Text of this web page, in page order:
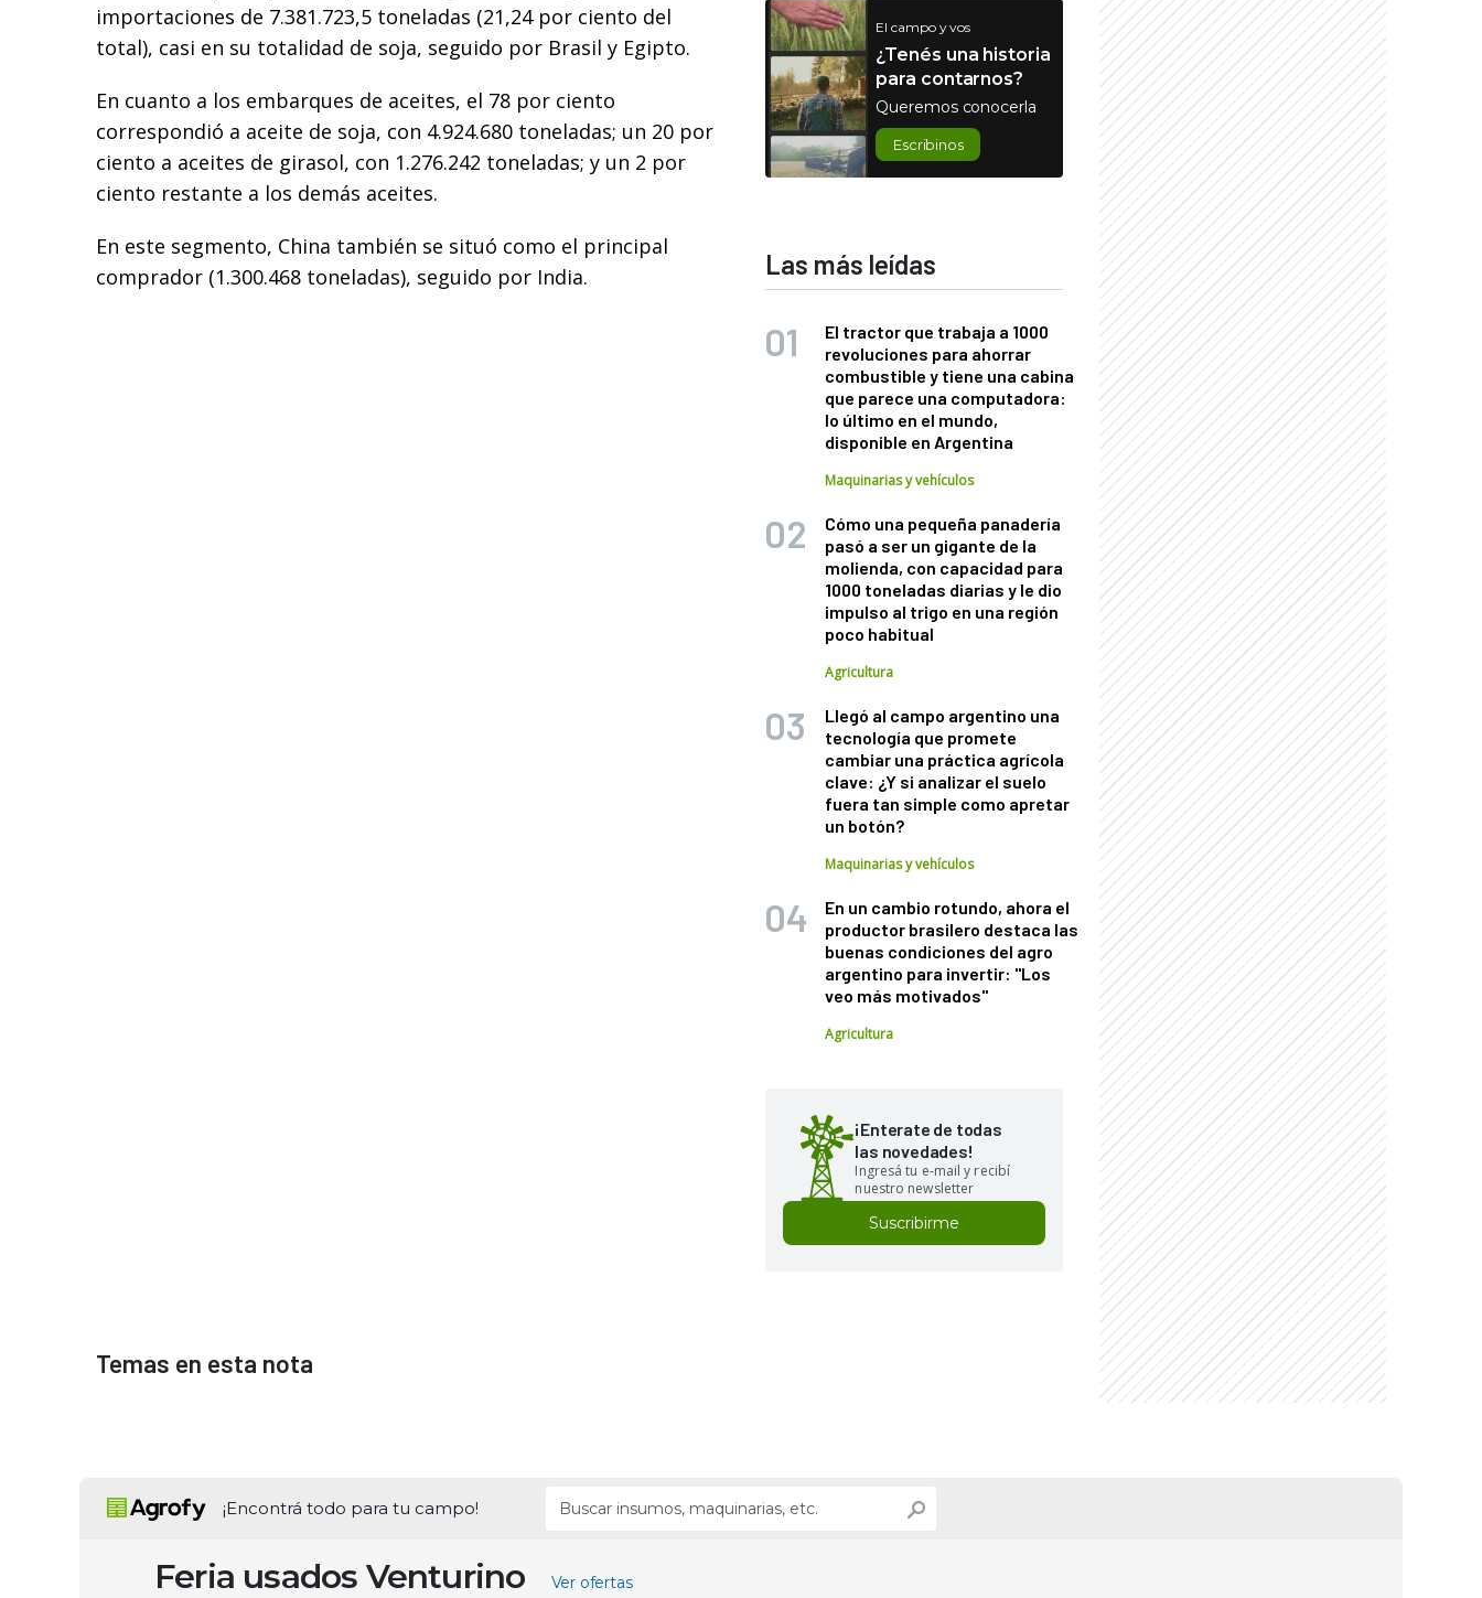
importaciones de 7.381.723,5 toneladas (21,24 por ciento del
total), casi en su totalidad de soja, seguido por Brasil y Egipto.
En cuanto a los embarques de aceites, el 78 por ciento
correspondió a aceite de soja, con 4.924.680 toneladas; un 20 por
ciento a aceites de girasol, con 1.276.242 toneladas; y un 2 por
ciento restante a los demás aceites.
En este segmento, China también se situó como el principal
comprador (1.300.468 toneladas), seguido por India.
El campo y vos
¿Tenés una historia
para contarnos?
Queremos conocerla
Escribinos
Las más leídas
El tractor que trabaja a 1000
revoluciones para ahorrar
combustible y tiene una cabina
que parece una computadora:
lo último en el mundo,
disponible en Argentina
Maquinarias y vehículos
Cómo una pequeña panadería
pasó a ser un gigante de la
molienda, con capacidad para
1000 toneladas diarias y le dio
impulso al trigo en una región
poco habitual
Agricultura
Llegó al campo argentino una
tecnología que promete
cambiar una práctica agrícola
clave: ¿Y si analizar el suelo
fuera tan simple como apretar
un botón?
Maquinarias y vehículos
En un cambio rotundo, ahora el
productor brasilero destaca las
buenas condiciones del agro
argentino para invertir: "Los
veo más motivados"
Agricultura
¡Enterate de todas
las novedades!
Ingresá tu e-mail y recibí
nuestro newsletter
Suscribirme
Temas en esta nota
¡Encontrá todo para tu campo!
Feria usados Venturino Ver ofertas